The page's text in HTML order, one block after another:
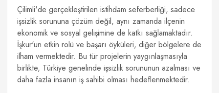
Çilimli'de gerçekleştirilen istihdam seferberliği, sadece
işsizlik sorununa çözüm değil, aynı zamanda ilçenin
ekonomik ve sosyal gelişimine de katkı sağlamaktadır.
İşkur'un etkin rolü ve başarı öyküleri, diğer bölgelere de
ilham vermektedir. Bu tür projelerin yaygınlaşmasıyla
birlikte, Türkiye genelinde işsizlik sorununun azalması ve
daha fazla insanın iş sahibi olması hedeflenmektedir.